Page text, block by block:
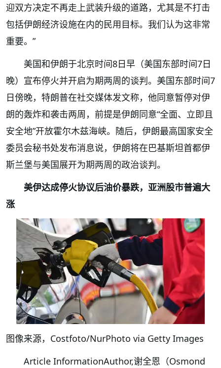
迎双方决定不再走上武装升级的道路，尤其是不打击
包括伊朗经济设施在内的民用目标。我们认为这非常
重要。”
美国和伊朗于北京时间8日早（美国东部时间7日
晚）宣布停火并开启为期两周的谈判。美国东部时间7
日傍晚，特朗普在社交媒体发文称，他同意暂停对伊
朗的轰炸和袭击两周，前提是伊朗同意“全面、立即且
安全地”开放霍尔木兹海峡。随后，伊朗最高国家安全
委员会秘书处发布消息说，伊朗将在巴基斯坦首都伊
斯兰堡与美国展开为期两周的政治谈判。
美伊达成停火协议后油价暴跌，亚洲股市普遍大
涨
图像来源，Costfoto/NurPhoto via Getty Images
Article InformationAuthor,谢全恩（Osmond